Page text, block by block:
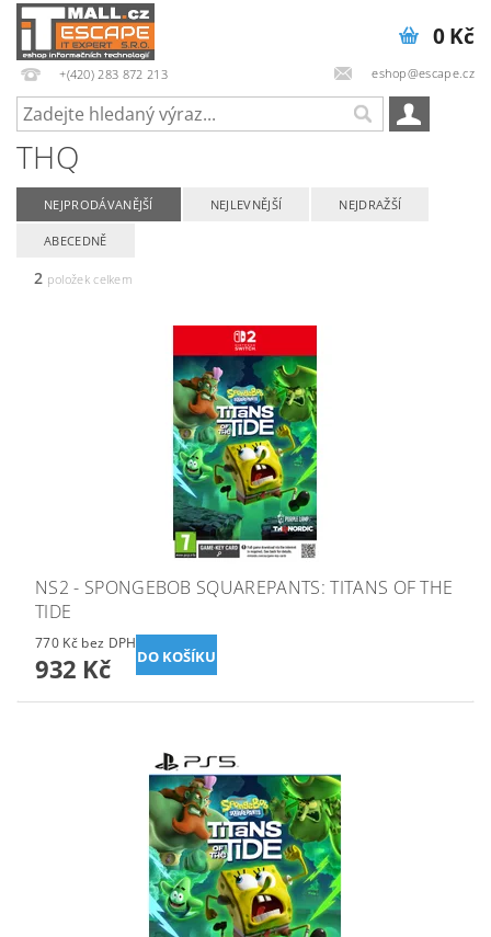
+(420) 283 872 213 eshop@escape.cz
0 Kč
THQ
NEJPRODÁVANĚJŠÍ NEJLEVNĚJŠÍ NEJDRAŽŠÍ
ABECEDNĚ
2 položek celkem
NS2 - SPONGEBOB SQUAREPANTS: TITANS OF THE
TIDE
770 Kč bez DPH
932 Kč